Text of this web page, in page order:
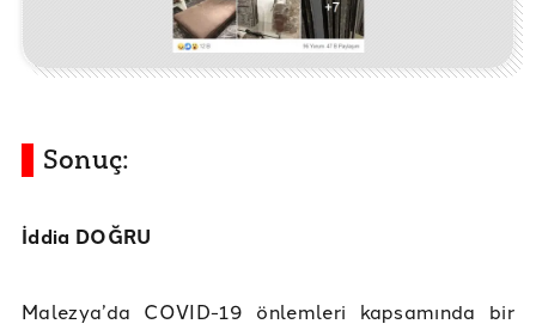
Sonuç:
İddia DOĞRU
Malezya’da COVID-19 önlemleri kapsamında bir